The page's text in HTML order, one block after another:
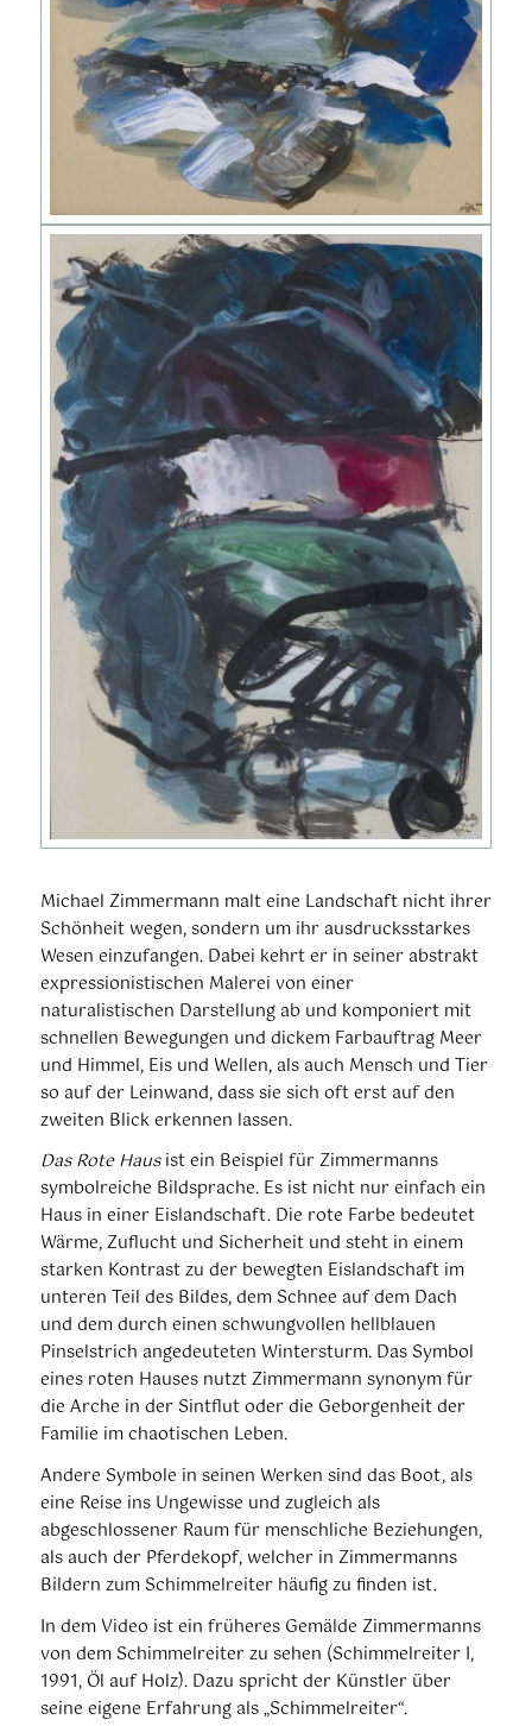
Michael Zimmermann malt eine Landschaft nicht ihrer
Schönheit wegen, sondern um ihr ausdrucksstarkes
Wesen einzufangen. Dabei kehrt er in seiner abstrakt
expressionistischen Malerei von einer
naturalistischen Darstellung ab und komponiert mit
schnellen Bewegungen und dickem Farbauftrag Meer
und Himmel, Eis und Wellen, als auch Mensch und Tier
so auf der Leinwand, dass sie sich oft erst auf den
zweiten Blick erkennen lassen.
Das Rote Hausist ein Beispiel für Zimmermanns
symbolreiche Bildsprache. Es ist nicht nur einfach ein
Haus in einer Eislandschaft. Die rote Farbe bedeutet
Wärme, Zuflucht und Sicherheit und steht in einem
starken Kontrast zu der bewegten Eislandschaft im
unteren Teil des Bildes, dem Schnee auf dem Dach
und dem durch einen schwungvollen hellblauen
Pinselstrich angedeuteten Wintersturm. Das Symbol
eines roten Hauses nutzt Zimmermann synonym für
die Arche in der Sintflut oder die Geborgenheit der
Familie im chaotischen Leben.
Andere Symbole in seinen Werken sind das Boot, als
eine Reise ins Ungewisse und zugleich als
abgeschlossener Raum für menschliche Beziehungen,
als auch der Pferdekopf, welcher in Zimmermanns
Bildern zum Schimmelreiter häufig zu finden ist.
In dem Video ist ein früheres Gemälde Zimmermanns
von dem Schimmelreiter zu sehen (Schimmelreiter I,
1991, Öl auf Holz). Dazu spricht der Künstler über
seine eigene Erfahrung als „Schimmelreiter“.